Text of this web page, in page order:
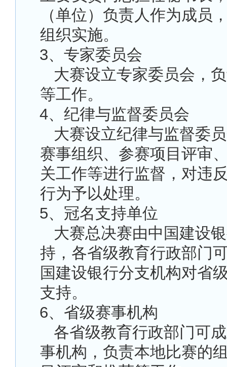
（单位）负责人作为成员
组织实施。
3、专家委员会
大赛设立专家委员会，
等工作。
4、纪律与监督委员会
大赛设立纪律与监督委
赛事组织、参赛项目评审
关工作等进行监督，对违
行为予以处理。
5、冠名支持单位
大赛总决赛由中国建设
持，各省级教育行政部门
国建设银行分支机构对省
支持。
6、省级赛事机构
各省级教育行政部门可
事机构，负责本地比赛的